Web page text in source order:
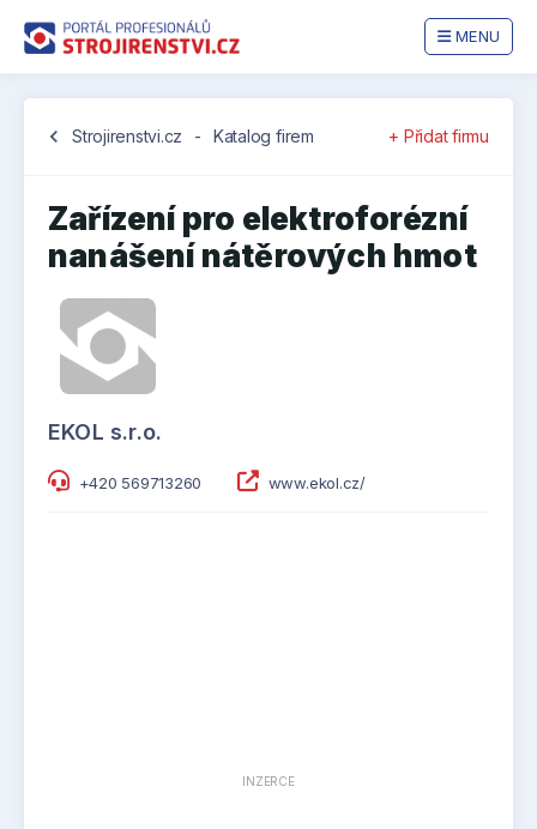
MENU
chevron_left Strojirenstvi.cz - Katalog firem + Přidat firmu
Zařízení pro elektroforézní
nanášení nátěrových hmot
EKOL s.r.o.
+420 569713260 www.ekol.cz/
INZERCE